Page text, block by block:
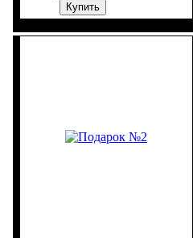
Купить